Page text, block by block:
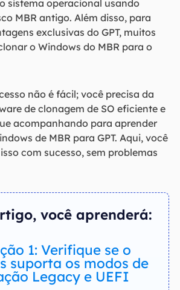
sistema operacional usando
MBR antigo. Além disso, para
exclusivas do GPT, muitos
o Windows do MBR para o
não é fácil; você precisa da
de clonagem de SO eficiente e
acompanhando para aprender
de MBR para GPT. Aqui, você
com sucesso, sem problemas
você aprenderá:
1: Verifique se o
suporta os modos de
Legacy e UEFI